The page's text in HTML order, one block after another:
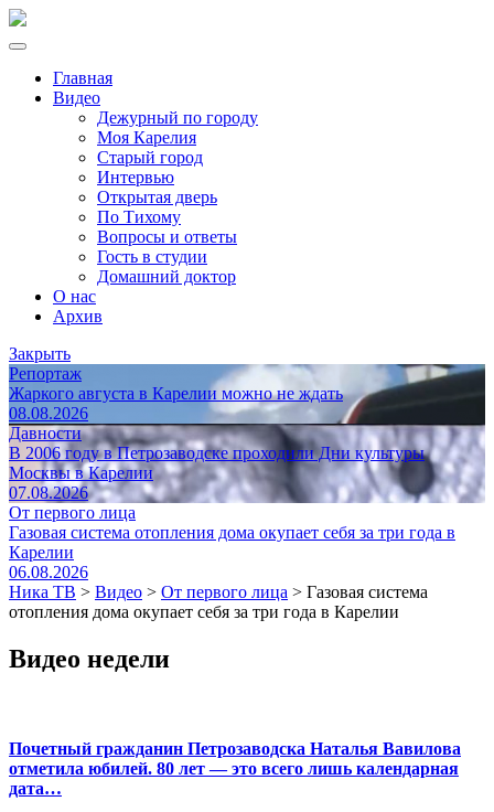
Главная
Видео
Дежурный по городу
Моя Карелия
Старый город
Интервью
Открытая дверь
По Тихому
Вопросы и ответы
Гость в студии
Домашний доктор
О нас
Архив
Закрыть
Репортаж
Жаркого августа в Карелии можно не ждать
08.08.2026
Давности
В 2006 году в Петрозаводске проходили Дни культуры
Москвы в Карелии
07.08.2026
От первого лица
Газовая система отопления дома окупает себя за три года в
Карелии
06.08.2026
Ника ТВ > Видео > От первого лица > Газовая система
отопления дома окупает себя за три года в Карелии
Видео недели
Почетный гражданин Петрозаводска Наталья Вавилова
отметила юбилей. 80 лет — это всего лишь календарная
дата…